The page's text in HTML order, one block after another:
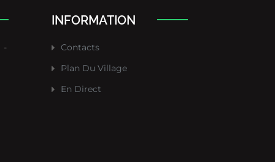
-
INFORMATION
Contacts
Plan Du Village
En Direct